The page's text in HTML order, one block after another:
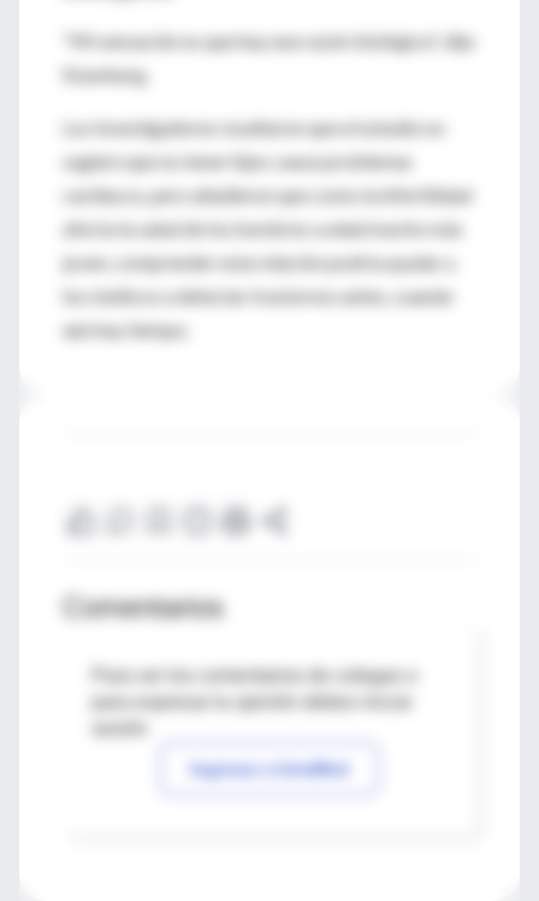
"Mi sensación es que hay una razón biológica", dijo
Eisenberg.
Los investigadores resaltaron que el estudio no
sugiere que no tener hijos cause problemas
cardíacos, pero añadieron que como la infertilidad
afecta la salud de los hombres a edad mucho más
joven, comprender esta relación podría ayudar a
los médicos a detectar trastornos antes, cuando
aún hay tiempo.
Comentarios
Para ver los comentarios de colegas o
Ingresar a IntraMed